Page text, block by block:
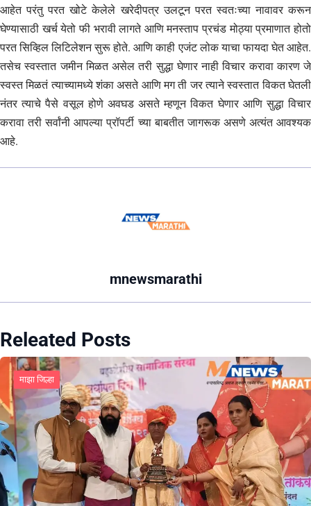
आहेत परंतु परत खोटे केलेले खरेदीपत्र उलटून परत स्वतःच्या नावावर करून
घेण्यासाठी खर्च येतो फी भरावी लागते आणि मनस्ताप प्रचंड मोठ्या प्रमाणात होतो
परत सिव्हिल लिटिलेशन सुरू होते. आणि काही एजंट लोक याचा फायदा घेत आहेत.
तसेच स्वस्तात जमीन मिळत असेल तरी सुद्धा घेणार नाही विचार करावा कारण जे
स्वस्त मिळतं त्याच्यामध्ये शंका असते आणि मग ती जर त्याने स्वस्तात विकत घेतली
नंतर त्याचे पैसे वसूल होणे अवघड असते म्हणून विकत घेणार आणि सुद्धा विचार
करावा तरी सर्वांनी आपल्या प्रॉपर्टी च्या बाबतीत जागरूक असणे अत्यंत आवश्यक
आहे.
mnewsmarathi
Releated Posts
माझा जिल्हा